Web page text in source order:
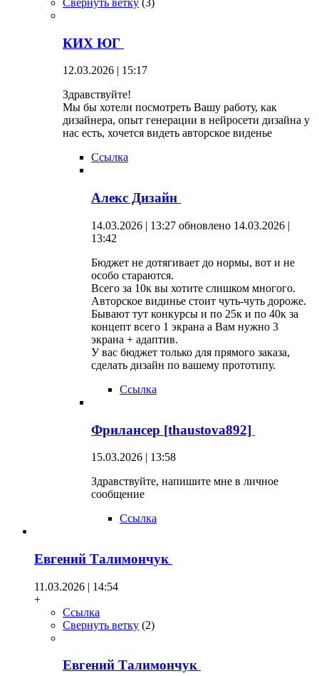
Свернуть ветку (3)
КИХ ЮГ
12.03.2026 | 15:17
Здравствуйте!
Мы бы хотели посмотреть Вашу работу, как
дизайнера, опыт генерации в нейросети дизайна у
нас есть, хочется видеть авторское виденье
Ссылка
Алекс Дизайн
14.03.2026 | 13:27 обновлено 14.03.2026 |
13:42
Бюджет не дотягивает до нормы, вот и не
особо стараются.
Всего за 10к вы хотите слишком многого.
Авторское видинье стоит чуть-чуть дороже.
Бывают тут конкурсы и по 25к и по 40к за
концепт всего 1 экрана а Вам нужно 3
экрана + адаптив.
У вас бюджет только для прямого заказа,
сделать дизайн по вашему прототипу.
Ссылка
Фрилансер [thaustova892]
15.03.2026 | 13:58
Здравствуйте, напишите мне в личное
сообщение
Ссылка
Евгений Талимончук
11.03.2026 | 14:54
+
Ссылка
Свернуть ветку (2)
Евгений Талимончук